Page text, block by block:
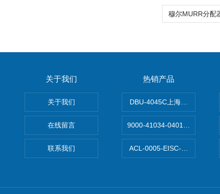
关于我们
关于我们
在线留言
联系我们
热销产品
DBU-4045C上海鹰峰制动单
9000-41034-0401000穆尔
ACL-0005-EISC-E2M8C上海